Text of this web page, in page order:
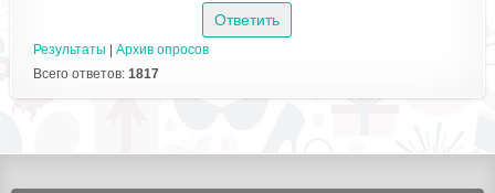
Результаты
Архив опросов
Всего ответов: 1817